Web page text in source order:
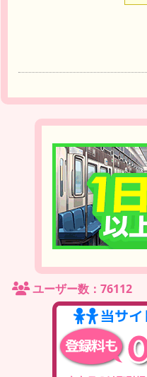
ユーザー数：76112